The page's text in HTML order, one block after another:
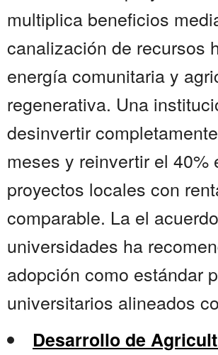
multiplica beneficios
canalización de recursos
energía comunitaria y
regenerativa. Una
desinvertir
meses y reinvertir el 40%
proyectos locales con
comparable. La el
universidades ha
adopción como estándar
universitarios alineados
Desarrollo de